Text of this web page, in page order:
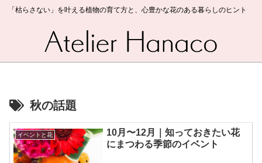
「枯らさない」を叶える植物の育て方と、心豊かな花のある暮らしのヒント
秋の話題
イベントと花
10月〜12月｜知っておきたい花
にまつわる季節のイベント